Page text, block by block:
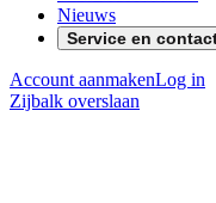
Nieuws
Service en
Account aanmakenLog in
Zijbalk overslaan